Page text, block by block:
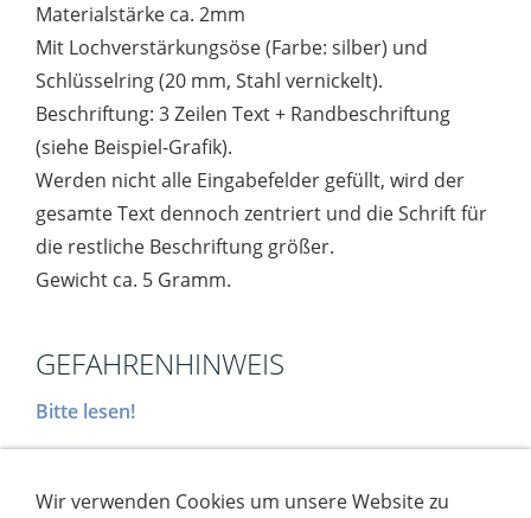
Materialstärke ca. 2mm
Mit Lochverstärkungsöse (Farbe: silber) und
Schlüsselring (20 mm, Stahl vernickelt).
Beschriftung: 3 Zeilen Text + Randbeschriftung
(siehe Beispiel-Grafik).
Werden nicht alle Eingabefelder gefüllt, wird der
gesamte Text dennoch zentriert und die Schrift für
die restliche Beschriftung größer.
Gewicht ca. 5 Gramm.
GEFAHRENHINWEIS
Bitte lesen!
Impressum AGB Widerrufsbutton
Wir verwenden Cookies um unsere Website zu